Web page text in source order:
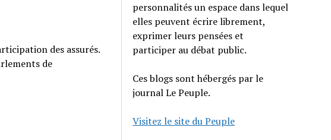
des assurés.
de
personnalités un espace dans lequel
elles peuvent écrire librement,
exprimer leurs pensées et
participer au débat public.
Ces blogs sont hébergés par le
journal Le Peuple.
Visitez le site du Peuple